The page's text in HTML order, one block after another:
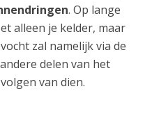
. Op lange
alleen je kelder, maar
zal namelijk via de
delen van het
van dien.